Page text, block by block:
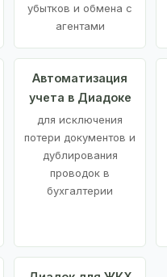
убытков и обмена с
агентами
Автоматизация
учета в Диадоке
для исключения
потери документов и
дублирования
проводок в
бухгалтерии